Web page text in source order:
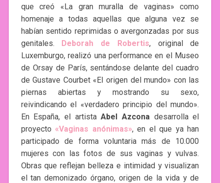
que creó «La gran muralla de vaginas» como
homenaje a todas aquellas que alguna vez se
habían sentido reprimidas o avergonzadas por sus
genitales. Deborah de Robertis, original de
Luxemburgo, realizó una performance en el Museo
de Orsay de París, sentándose delante del cuadro
de Gustave Courbet «El origen del mundo» con las
piernas abiertas y mostrando su sexo,
reivindicando el «verdadero principio del mundo».
En España, el artistaAbel Azcona desarrolla el
proyecto«Vaginas anónimas», en el que ya han
participado de forma voluntaria más de 10.000
mujeres con las fotos de sus vaginas y vulvas.
Obras que reflejan belleza e intimidad y visualizan
el tan demonizado órgano, origen de la vida y de